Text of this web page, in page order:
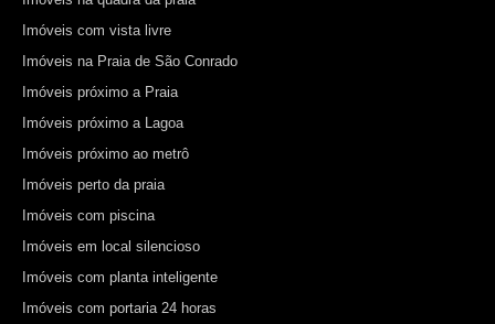
Imóveis com vista livre
Imóveis na Praia de São Conrado
Imóveis próximo a Praia
Imóveis próximo a Lagoa
Imóveis próximo ao metrô
Imóveis perto da praia
Imóveis com piscina
Imóveis em local silencioso
Imóveis com planta inteligente
Imóveis com portaria 24 horas